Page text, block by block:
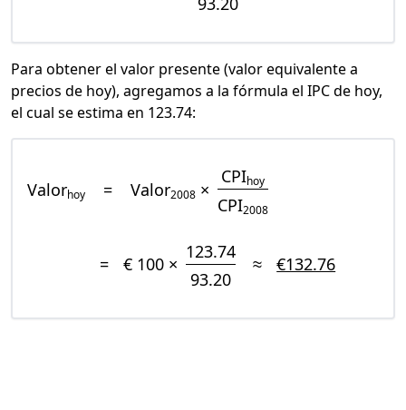
Para obtener el valor presente (valor equivalente a
precios de hoy), agregamos a la fórmula el IPC de hoy,
el cual se estima en 123.74:
Valorhoy = Valor2008 ×
CPIhoy
CPI2008
= € 100 ×
123.74
93.20
≈ €132.76